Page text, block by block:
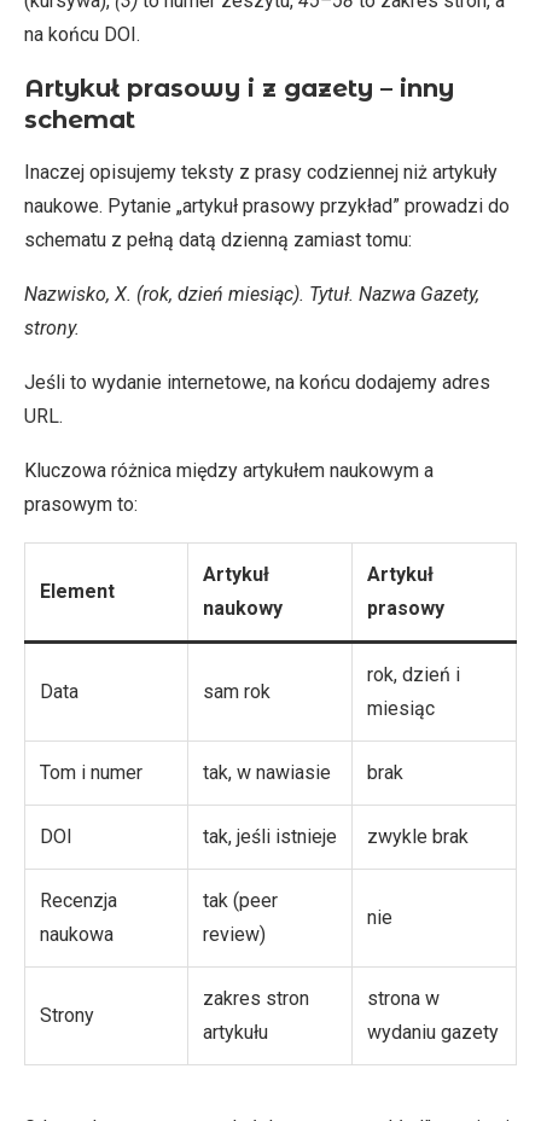
na końcu DOI.
Artykuł prasowy i z gazety – inny
schemat
Inaczej opisujemy teksty z prasy codziennej niż artykuły
naukowe. Pytanie „artykuł prasowy przykład” prowadzi do
schematu z pełną datą dzienną zamiast tomu:
Nazwisko, X. (rok, dzień miesiąc). Tytuł. Nazwa Gazety,
strony.
Jeśli to wydanie internetowe, na końcu dodajemy adres
URL.
Kluczowa różnica między artykułem naukowym a
prasowym to:
Element
Artykuł
naukowy
Artykuł
prasowy
Data sam rok
rok, dzień i
miesiąc
Tom i numer tak, w nawiasie brak
DOI tak, jeśli istnieje zwykle brak
Recenzja
naukowa
tak (peer
review)
nie
Strony
zakres stron
artykułu
strona w
wydaniu gazety